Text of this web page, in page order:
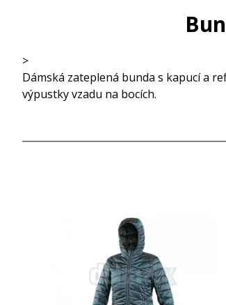
>
Dámská zateplená bunda s kapucí a
výpustky vzadu na bocích.